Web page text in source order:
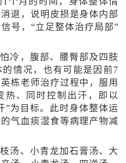
退，说明皮损是身体内部
号，“立足整体治疗局部”
冷，腹部、腰臀部及四肢
情况，也有可能是因前7
栋老师治疗过程中，服用
热、同时控制出汗，即以
”为目标。此时身体整体运
气血痰湿食等病理产物减
汤、小青龙加石膏汤、大